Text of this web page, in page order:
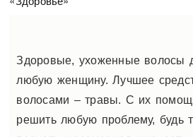
Здоровые, ухоженные волосы
любую женщину. Лучшее
волосами – травы. С их
решить любую проблему, будь